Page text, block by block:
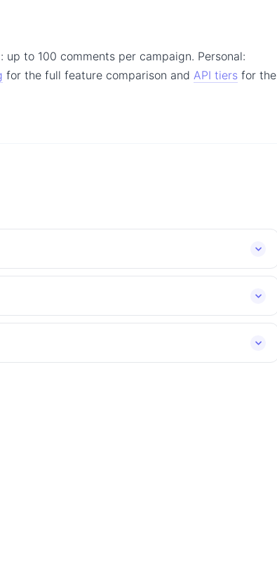
to 100 comments per campaign. Personal:
for the full feature comparison and API tiers for the